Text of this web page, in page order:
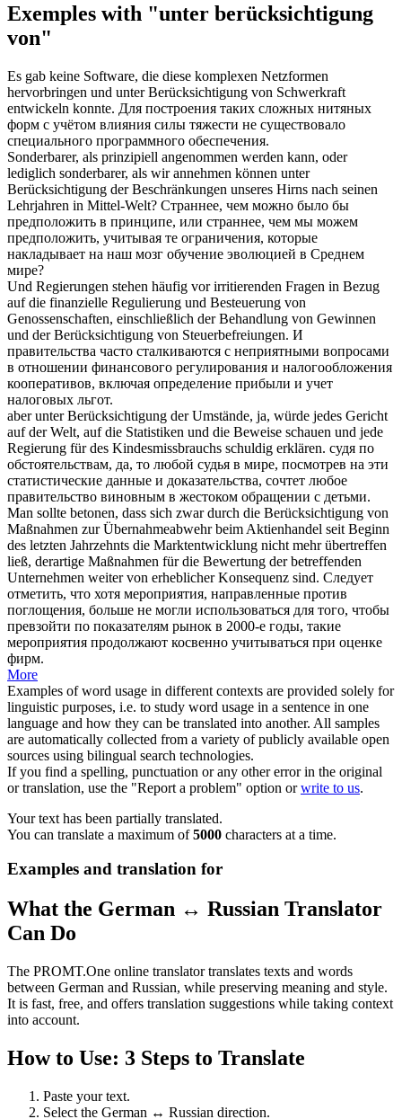
Exemples with "unter berücksichtigung
von"
Es gab keine Software, die diese komplexen Netzformen
hervorbringen und unter Berücksichtigung von Schwerkraft
entwickeln konnte. Для построения таких сложных нитяных
форм с учётом влияния силы тяжести не существовало
специального программного обеспечения.
Sonderbarer, als prinzipiell angenommen werden kann, oder
lediglich sonderbarer, als wir annehmen können unter
Berücksichtigung der Beschränkungen unseres Hirns nach seinen
Lehrjahren in Mittel-Welt? Страннее, чем можно было бы
предположить в принципе, или страннее, чем мы можем
предположить, учитывая те ограничения, которые
накладывает на наш мозг обучение эволюцией в Среднем
мире?
Und Regierungen stehen häufig vor irritierenden Fragen in Bezug
auf die finanzielle Regulierung und Besteuerung von
Genossenschaften, einschließlich der Behandlung von Gewinnen
und derBerücksichtigung von Steuerbefreiungen. И
правительства часто сталкиваются с неприятными вопросами
в отношении финансового регулирования и налогообложения
кооперативов, включая определение прибыли и учет
налоговых льгот.
aberunter Berücksichtigung der Umstände, ja, würde jedes Gericht
auf der Welt, auf die Statistiken und die Beweise schauen und jede
Regierung für des Kindesmissbrauchs schuldig erklären. судя по
обстоятельствам, да, то любой судья в мире, посмотрев на эти
статистические данные и доказательства, сочтет любое
правительство виновным в жестоком обращении с детьми.
Man sollte betonen, dass sich zwar durch die Berücksichtigung von
Maßnahmen zur Übernahmeabwehr beim Aktienhandel seit Beginn
des letzten Jahrzehnts die Marktentwicklung nicht mehr übertreffen
ließ, derartige Maßnahmen für die Bewertung der betreffenden
Unternehmen weiter von erheblicher Konsequenz sind. Следует
отметить, что хотя мероприятия, направленные против
поглощения, больше не могли использоваться для того, чтобы
превзойти по показателям рынок в 2000-е годы, такие
мероприятия продолжают косвенно учитываться при оценке
фирм.
More
Examples of word usage in different contexts are provided solely for
linguistic purposes, i.e. to study word usage in a sentence in one
language and how they can be translated into another. All samples
are automatically collected from a variety of publicly available open
sources using bilingual search technologies.
If you find a spelling, punctuation or any other error in the original
or translation, use the "Report a problem" option orwrite to us.
Your text has been partially translated.
You can translate a maximum of5000 characters at a time.
Examples and translation for
What the German ↔ Russian Translator
Can Do
The PROMT.One online translator translates texts and words
between German and Russian, while preserving meaning and style.
It is fast, free, and offers translation suggestions while taking context
into account.
How to Use: 3 Steps to Translate
Paste your text.
Select the German ↔ Russian direction.